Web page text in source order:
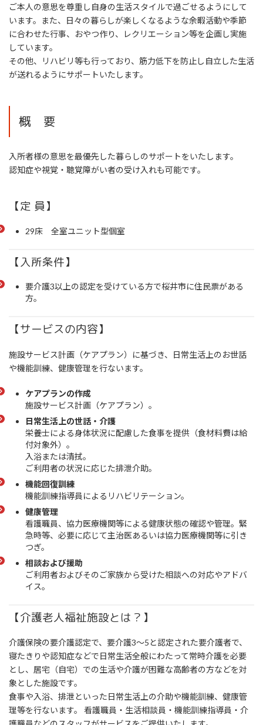
ご本人の意思を尊重し自身の生活スタイルで過ごせるようにして
います。また、日々の暮らしが楽しくなるような余暇活動や季節
に合わせた行事、おやつ作り、レクリエーション等を企画し実施
しています。
その他、リハビリ等も行っており、筋力低下を防止し自立した生活
が送れるようにサポートいたします。
概 要
入所者様の意思を最優先した暮らしのサポートをいたします。
認知症や視覚・聴覚障がい者の受け入れも可能です。
【定 員】
29床 全室ユニット型個室
【入所条件】
要介護3以上の認定を受けている方で桜井市に住民票がある
方。
【サービスの内容】
施設サービス計画（ケアプラン）に基づき、日常生活上のお世話
や機能訓練、健康管理を行ないます。
ケアプランの作成
施設サービス計画（ケアプラン）。
日常生活上の世話・介護
栄養士による身体状況に配慮した食事を提供（食材料費は給
付対象外）。
入浴または清拭。
ご利用者の状況に応じた排泄介助。
機能回復訓練
機能訓練指導員によるリハビリテーション。
健康管理
看護職員、協力医療機関等による健康状態の確認や管理。緊
急時等、必要に応じて主治医あるいは協力医療機関等に引き
つぎ。
相談および援助
ご利用者およびそのご家族から受けた相談への対応やアドバ
イス。
【介護老人福祉施設とは？】
介護保険の要介護認定で、要介護3～5と認定された要介護者で、
寝たきりや認知症などで日常生活全般にわたって常時介護を必要
とし、居宅（自宅）での生活や介護が困難な高齢者の方などを対
象とした施設です。
食事や入浴、排泄といった日常生活上の介助や機能訓練、健康管
理等を行ないます。 看護職員・生活相談員・機能訓練指導員・介